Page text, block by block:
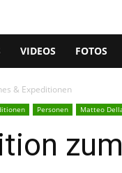
VIDEOS FOTOS
& Expeditionen
Personen Matteo